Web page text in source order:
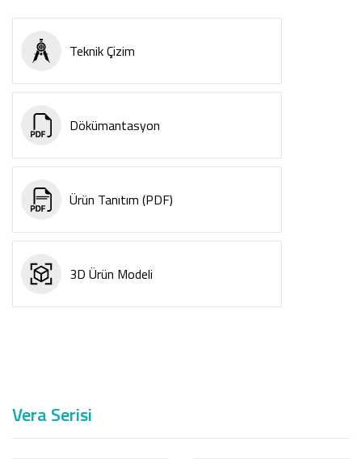
Teknik Çizim
Dökümantasyon
Ürün Tanıtım (PDF)
3D Ürün Modeli
Vera Serisi